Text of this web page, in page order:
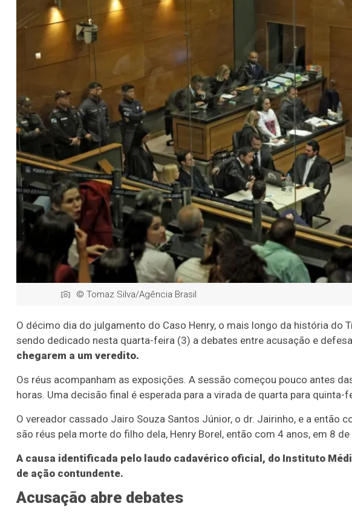
© Tomaz Silva/Agência Brasil
O décimo dia do julgamento do Caso Henry, o mais longo da história do
sendo dedicado nesta quarta-feira (3) a debates entre acusação e
chegarem a um veredito.
Os réus acompanham as exposições. A sessão começou pouco antes
horas. Uma decisão final é esperada para a virada de quarta para quinta-
O vereador cassado Jairo Souza Santos Júnior, o dr. Jairinho, e a então
são réus pela morte do filho dela, Henry Borel, então com 4 anos, em 8
A causa identificada pelo laudo cadavérico oficial, do Instituto
de ação contundente.
Acusação abre debates